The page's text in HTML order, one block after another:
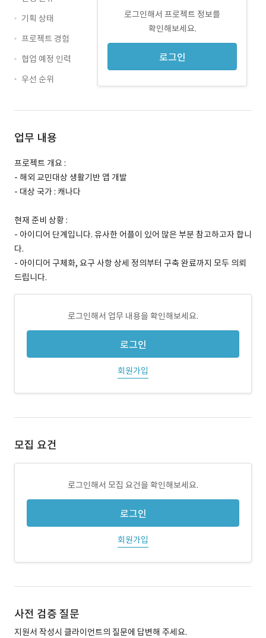
로그인해서 프로젝트 정보를
확인해보세요.
로그인
기획 상태
프로젝트 경험
협업 예정 인력
우선 순위
업무 내용
프로젝트 개요 :
- 해외 교민대상 생활기반 앱 개발
- 대상 국가 : 캐나다
현재 준비 상황 :
- 아이디어 단계입니다. 유사한 어플이 있어 많은 부분 참고하고자 합니
다.
- 아이디어 구체화, 요구 사항 상세 정의부터 구축 완료까지 모두 의뢰
드립니다.
로그인해서 업무 내용을 확인해보세요.
로그인
회원가입
모집 요건
로그인해서 모집 요건을 확인해보세요.
로그인
회원가입
사전 검증 질문
지원서 작성시 클라이언트의 질문에 답변해 주세요.